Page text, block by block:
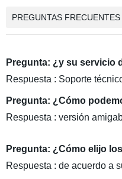
PREGUNTAS FRECUENTES
Pregunta: ¿y su servicio
Respuesta : Soporte
Pregunta: ¿Cómo
Respuesta : versión
Pregunta: ¿Cómo elijo
Respuesta : de acuerdo a